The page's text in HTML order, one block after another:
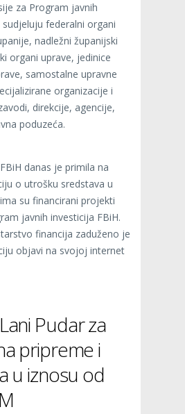
za Program javnih
federalni organi
nadležni županijski
organi uprave, jedinice
samostalne upravne
organizacije i
direkcije, agencije,
poduzeća.
danas je primila na
o utrošku sredstava u
su financirani projekti
javnih investicija FBiH.
financija zaduženo je
objavi na svojoj internet
Pudar za
pripreme i
u iznosu od